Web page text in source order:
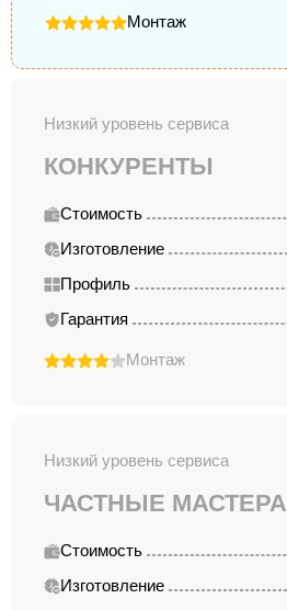
Монтаж
Низкий уровень сервиса
КОНКУРЕНТЫ
Стоимость
Изготовление
Профиль
Гарантия
Монтаж
Низкий уровень сервиса
ЧАСТНЫЕ МАСТЕРА
Стоимость
Изготовление